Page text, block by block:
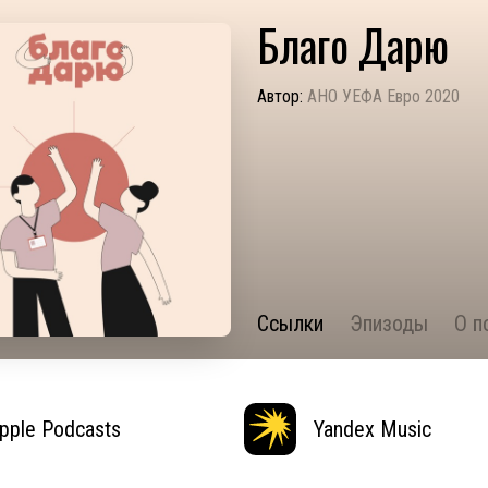
Благо Дарю
Автор: АНО УЕФА Евро 2020
Ссылки Эпизоды О
Podcasts Yandex Music